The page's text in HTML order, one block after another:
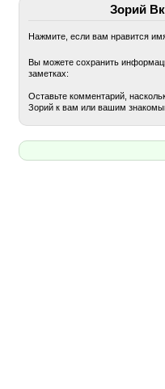
Зорий
Нажмите, если вам нравится
Вы можете сохранить
заметках:
Оставьте комментарий,
Зорий к вам или вашим